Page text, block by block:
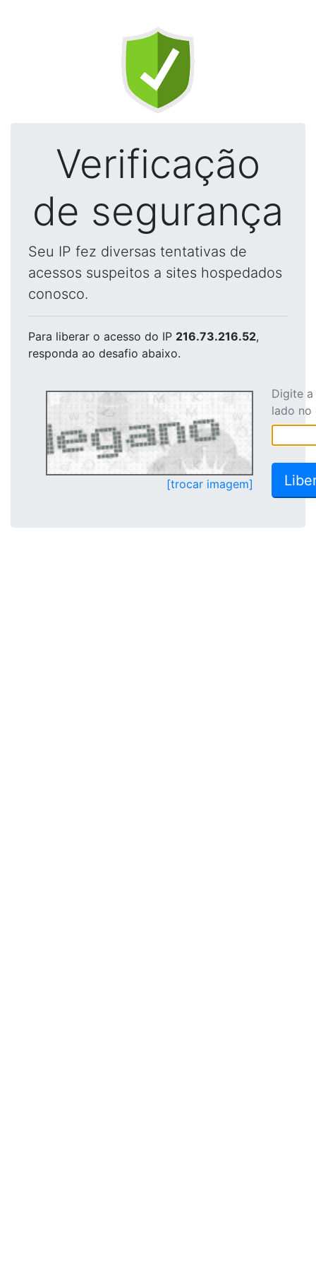
Verificação
de segurança
Seu IP fez diversas tentativas de
acessos suspeitos a sites hospedados
conosco.
Para liberar o acesso do IP 216.73.216.52,
responda ao desafio abaixo.
[trocar imagem]
Digite
lado no